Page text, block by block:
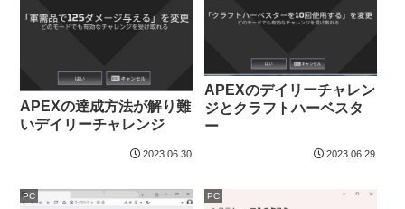
APEXの達成方法が解り難
いデイリーチャレンジ
2023.06.30
APEXのデイリーチャレン
ジとクラフトハーベスタ
ー
2023.06.29
PC PC